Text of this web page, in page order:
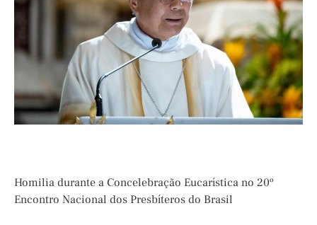
Homilia durante a Concelebração Eucarística no 20º
Encontro Nacional dos Presbíteros do Brasil